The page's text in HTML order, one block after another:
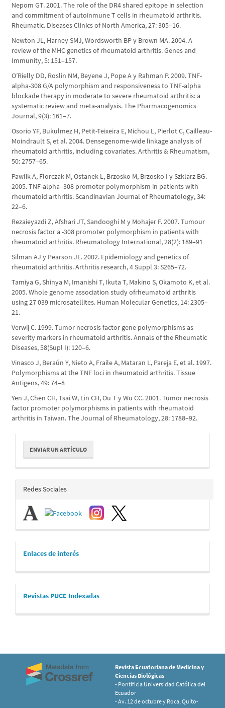
Nepom GT. 2001. The role of the DR4 shared epitope in selection
and commitment of autoinmune T cells in rheumatoid arthritis.
Rheumatic. Diseases Clinics of North America, 27: 305–16.
Newton JL, Harney SMJ, Wordsworth BP y Brown MA. 2004. A
review of the MHC genetics of rheumatoid arthritis. Genes and
Immunity, 5: 151–157.
O’Rielly DD, Roslin NM, Beyene J, Pope A y Rahman P. 2009. TNF-
alpha-308 G/A polymorphism and responsiveness to TNF-alpha
blockade therapy in moderate to severe rheumatoid arthritis: a
systematic review and meta-analysis. The Pharmacogenomics
Journal, 9(3): 161–7.
Osorio YF, Bukulmez H, Petit-Teixeira E, Michou L, Pierlot C, Cailleau-
Moindrault S, et al. 2004. Densegenome-wide linkage analysis of
rheumatoid arthritis, including covariates. Arthritis & Rheumatism,
50: 2757–65.
Pawlik A, Florczak M, Ostanek L, Brzosko M, Brzosko I y Szklarz BG.
2005. TNF-alpha -308 promoter polymorphism in patients with
rheumatoid arthritis. Scandinavian Journal of Rheumatology, 34:
22–6.
Rezaieyazdi Z, Afshari JT, Sandooghi M y Mohajer F. 2007. Tumour
necrosis factor a -308 promoter polymorphism in patients with
rheumatoid arthritis. Rheumatology International, 28(2): 189–91
Silman AJ y Pearson JE. 2002. Epidemiology and genetics of
rheumatoid arthritis. Arthritis research, 4 Suppl 3: S265–72.
Tamiya G, Shinya M, Imanishi T, Ikuta T, Makino S, Okamoto K, et al.
2005. Whole genome association study ofrheumatoid arthritis
using 27 039 microsatellites. Human Molecular Genetics, 14: 2305–
21.
Verwij C. 1999. Tumor necrosis factor gene polymorphisms as
severity markers in rheumatoid arthritis. Annals of the Rheumatic
Diseases, 58(Supl I): 120–6.
Vinasco J, Beraún Y, Nieto A, Fraile A, Mataran L, Pareja E, et al. 1997.
Polymorphisms at the TNF loci in rheumatoid arthritis. Tissue
Antigens, 49: 74–8
Yen J, Chen CH, Tsai W, Lin CH, Ou T y Wu CC. 2001. Tumor necrosis
factor promoter polymorphisms in patients with rheumatoid
arthritis in Taiwan. The Journal of Rheumatology, 28: 1788–92.
Enviar
un
artículo
ENVIAR UN ARTÍCULO
redes_sociales
Redes Sociales
links
Enlaces de interés
revistaspuce
Revistas PUCE Indexadas
Revista Ecuatoriana de Medicina y
Ciencias Biológicas
- Pontificia Universidad Católica del
Ecuador
- Av. 12 de octubre y Roca, Quito-